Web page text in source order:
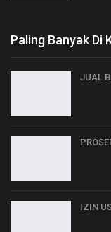
Paling Banyak Di
JUAL
IZIN